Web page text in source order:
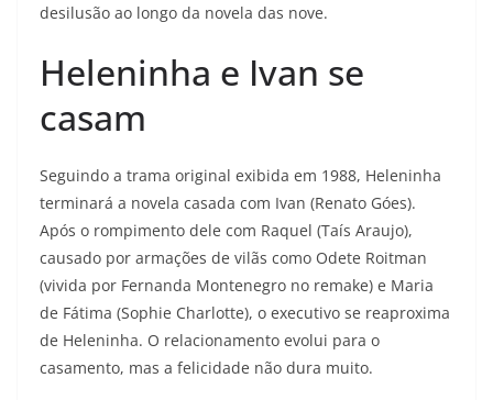
desilusão ao longo da novela das nove.
Heleninha e Ivan se
casam
Seguindo a trama original exibida em 1988, Heleninha
terminará a novela casada com Ivan (Renato Góes).
Após o rompimento dele com Raquel (Taís Araujo),
causado por armações de vilãs como Odete Roitman
(vivida por Fernanda Montenegro no remake) e Maria
de Fátima (Sophie Charlotte), o executivo se reaproxima
de Heleninha. O relacionamento evolui para o
casamento, mas a felicidade não dura muito.